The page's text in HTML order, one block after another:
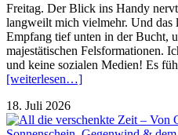
Freitag. Der Blick ins Handy
langweilt mich vielmehr. Und das
Empfang tief unten in der Bucht,
majestätischen Felsformationen.
und keine sozialen Medien! Es
[weiterlesen…]
18. Juli 2026